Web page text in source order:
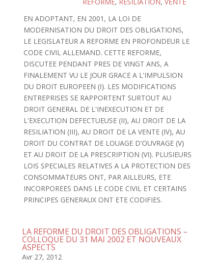
EN ADOPTANT, EN 2001, LA LOI DE
MODERNISATION DU DROIT DES OBLIGATIONS,
LE LEGISLATEUR A REFORME EN PROFONDEUR LE
CODE CIVIL ALLEMAND. CETTE REFORME,
DISCUTEE PENDANT PRES DE VINGT ANS, A
FINALEMENT VU LE JOUR GRACE A L'IMPULSION
DU DROIT EUROPEEN (I). LES MODIFICATIONS
ENTREPRISES SE RAPPORTENT SURTOUT AU
DROIT GENERAL DE L'INEXECUTION ET DE
L'EXECUTION DEFECTUEUSE (II), AU DROIT DE LA
RESILIATION (III), AU DROIT DE LA VENTE (IV), AU
DROIT DU CONTRAT DE LOUAGE D'OUVRAGE (V)
ET AU DROIT DE LA PRESCRIPTION (VI). PLUSIEURS
LOIS SPECIALES RELATIVES A LA PROTECTION DES
CONSOMMATEURS ONT, PAR AILLEURS, ETE
INCORPOREES DANS LE CODE CIVIL ET CERTAINS
PRINCIPES GENERAUX ONT ETE CODIFIES.
LA REFORME DU DROIT DES OBLIGATIONS –
COLLOQUE DU 31 MAI 2002 ET NOUVEAUX
ASPECTS
Avr 27, 2012